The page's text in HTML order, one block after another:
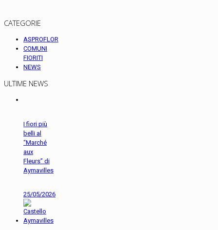
CATEGORIE
ASPROFLOR
COMUNI
FIORITI
NEWS
ULTIME NEWS
I fiori più
belli al
“Marché
aux
Fleurs” di
Aymavilles
25/05/2026